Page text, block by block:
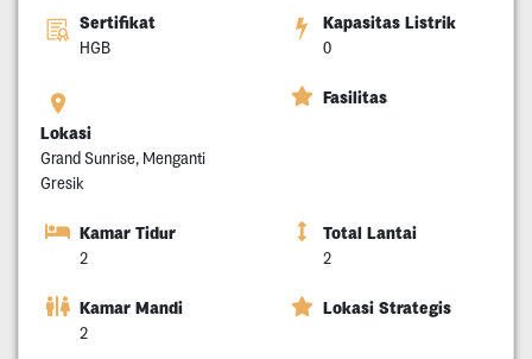
Sertifikat
HGB
Kapasitas Listrik
0
Lokasi
Grand Sunrise, Menganti
Gresik
Fasilitas
Kamar Tidur
2
Total Lantai
2
Kamar Mandi
2
Lokasi Strategis